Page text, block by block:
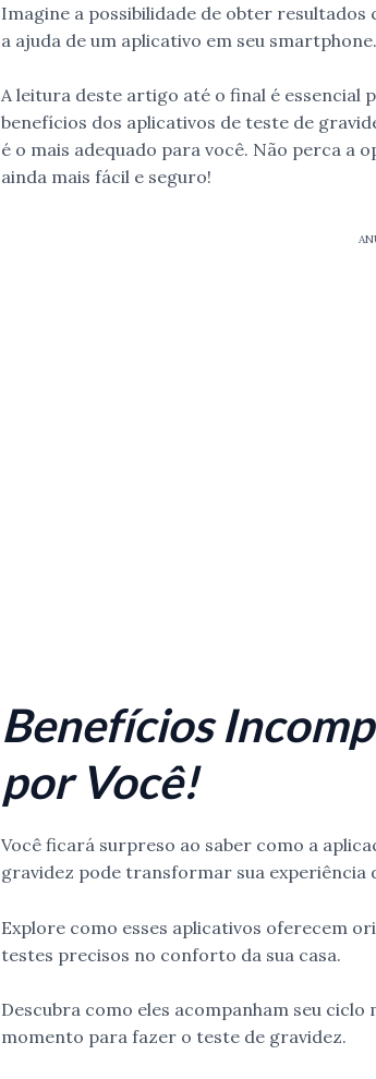
Imagine a possibilidade de obter
a ajuda de um aplicativo em seu
A leitura deste artigo até o final é essencial
benefícios dos aplicativos de teste de
é o mais adequado para você. Não perca a
ainda mais fácil e seguro!
Benefícios
por Você!
Você ficará surpreso ao saber como a
gravidez pode transformar sua experiência
Explore como esses aplicativos oferecem
testes precisos no conforto da sua casa.
Descubra como eles acompanham seu
momento para fazer o teste de gravidez.